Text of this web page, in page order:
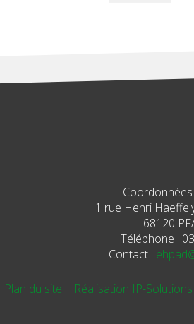
Coordonnées
1 rue Henri
68120
Téléphone :
Contact :
Plan du site | Réalisation IP-Solutions